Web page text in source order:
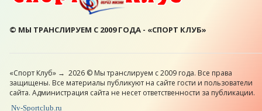
© МЫ ТРАНСЛИРУЕМ С 2009 ГОДА - «СПОРТ КЛУБ»
«Спорт Клуб» → 2026 © Мы транслируем с 2009 года. Все права
защищены. Все материалы публикуют на сайте гости и пользователи
сайта. Администрация сайта не несет ответственности за публикации.
Nv-Sportclub.ru